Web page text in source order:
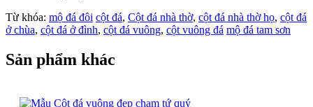
Từ khóa: mộ đá đôi cột đá, Cột đá nhà thờ, cột đá nhà thờ họ, cột đá
ở chùa, cột đá ở đình, cột đá vuông, cột vuông đá mộ đá tam sơn
Sản phẩm khác